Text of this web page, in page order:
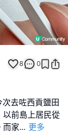
8 0
去咗西貢鹽田
以前島上居民從
而家... 更多